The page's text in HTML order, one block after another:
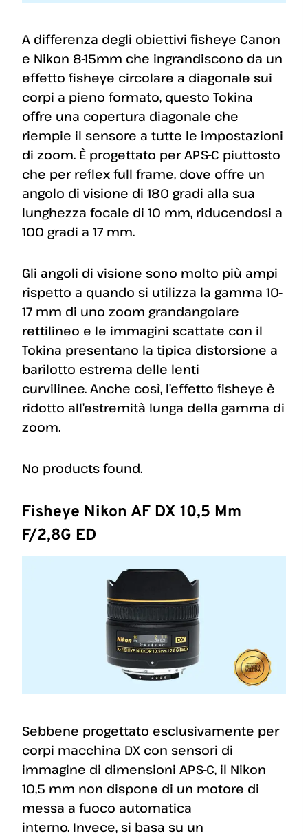
A differenza degli obiettivi fisheye Canon
e Nikon 8-15mm che ingrandiscono da un
effetto fisheye circolare a diagonale sui
corpi a pieno formato, questo Tokina
offre una copertura diagonale che
riempie il sensore a tutte le impostazioni
di zoom. È progettato per APS-C piuttosto
che per reflex full frame, dove offre un
angolo di visione di 180 gradi alla sua
lunghezza focale di 10 mm, riducendosi a
100 gradi a 17 mm.
Gli angoli di visione sono molto più ampi
rispetto a quando si utilizza la gamma 10-
17 mm di uno zoom grandangolare
rettilineo e le immagini scattate con il
Tokina presentano la tipica distorsione a
barilotto estrema delle lenti
curvilinee. Anche così, l’effetto fisheye è
ridotto all’estremità lunga della gamma di
zoom.
No products found.
Fisheye Nikon AF DX 10,5 Mm
F/2,8G ED
Sebbene progettato esclusivamente per
corpi macchina DX con sensori di
immagine di dimensioni APS-C, il Nikon
10,5 mm non dispone di un motore di
messa a fuoco automatica
interno. Invece, si basa su un